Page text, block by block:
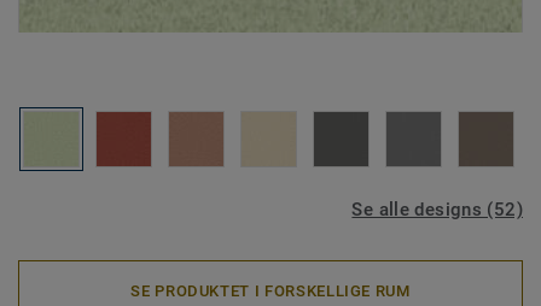
Se alle designs (52)
SE PRODUKTET I FORSKELLIGE RUM